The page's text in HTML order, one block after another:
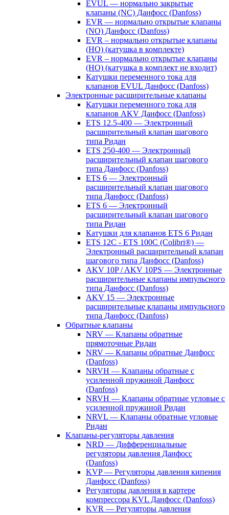
EVUL — нормально закрытые
клапаны (NC) Данфосс (Danfoss)
EVR — нормально открытые клапаны
(NO) Данфосс (Danfoss)
EVR – нормально открытые клапаны
(НО) (катушка в комплекте)
EVR – нормально открытые клапаны
(НО) (катушка в комплект не входит)
Катушки переменного тока для
клапанов EVUL Данфосс (Danfoss)
Электронные расширительные клапаны
Катушки переменного тока для
клапанов AKV Данфосс (Danfoss)
ETS 12.5-400 — Электронный
расширительный клапан шагового
типа Ридан
ETS 250-400 — Электронный
расширительный клапан шагового
типа Данфосс (Danfoss)
ETS 6 — Электронный
расширительный клапан шагового
типа Данфосс (Danfoss)
ETS 6 — Электронный
расширительный клапан шагового
типа Ридан
Катушки для клапанов ETS 6 Ридан
ETS 12C - ETS 100C (Colibri®) —
Электронный расширительный клапан
шагового типа Данфосс (Danfoss)
AKV 10P / AKV 10PS — Электронные
расширительные клапаны импульсного
типа Данфосс (Danfoss)
AKV 15 — Электронные
расширительные клапаны импульсного
типа Данфосс (Danfoss)
Обратные клапаны
NRV — Клапаны обратные
прямоточные Ридан
NRV — Клапаны обратные Данфосс
(Danfoss)
NRVH — Клапаны обратные с
усиленной пружиной Данфосс
(Danfoss)
NRVH — Клапаны обратные угловые с
усиленной пружиной Ридан
NRVL — Клапаны обратные угловые
Ридан
Клапаны-регуляторы давления
NRD — Дифференциальные
регуляторы давления Данфосс
(Danfoss)
KVP — Регуляторы давления кипения
Данфосс (Danfoss)
Регуляторы давления в картере
компрессора KVL Данфосс (Danfoss)
KVR — Регуляторы давления